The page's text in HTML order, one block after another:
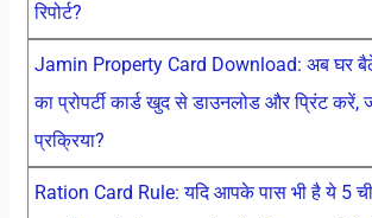
रिपोर्ट?
Jamin Property Card Download: अब घर
का प्रोपर्टी कार्ड खुद से डाउनलोड और प्रिंट करें,
प्रक्रिया?
Ration Card Rule: यदि आपके पास भी है ये 5